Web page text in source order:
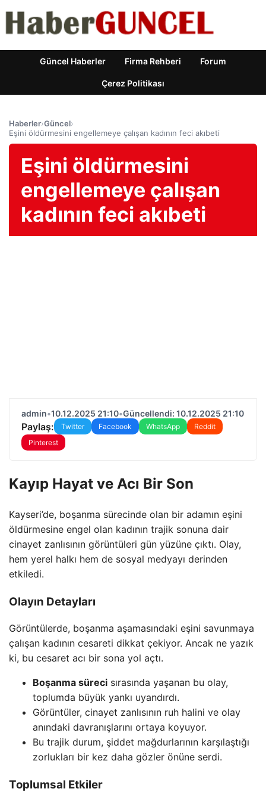
Güncel Haberler Firma Rehberi Forum
Çerez Politikası
Haberler›Güncel›
Eşini öldürmesini engellemeye çalışan kadının feci akıbeti
Eşini öldürmesini
engellemeye çalışan
kadının feci akıbeti
admin•10.12.2025 21:10•Güncellendi: 10.12.2025 21:10
Paylaş: Twitter Facebook WhatsApp
Reddit
Pinterest
Kayıp Hayat ve Acı Bir Son
Kayseri’de, boşanma sürecinde olan bir adamın eşini
öldürmesine engel olan kadının trajik sonuna dair
cinayet zanlısının görüntüleri gün yüzüne çıktı. Olay,
hem yerel halkı hem de sosyal medyayı derinden
etkiledi.
Olayın Detayları
Görüntülerde, boşanma aşamasındaki eşini savunmaya
çalışan kadının cesareti dikkat çekiyor. Ancak ne yazık
ki, bu cesaret acı bir sona yol açtı.
Boşanma süreci sırasında yaşanan bu olay,
toplumda büyük yankı uyandırdı.
Görüntüler, cinayet zanlısının ruh halini ve olay
anındaki davranışlarını ortaya koyuyor.
Bu trajik durum, şiddet mağdurlarının karşılaştığı
zorlukları bir kez daha gözler önüne serdi.
Toplumsal Etkiler